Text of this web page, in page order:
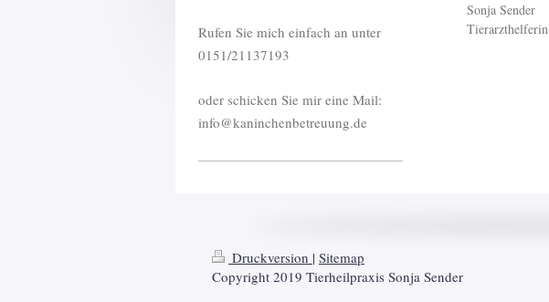
Sonja Sender
Tierarzthelferin
Rufen Sie mich einfach an unter
0151/21137193
oder schicken Sie mir eine Mail:
info@kaninchenbetreuung.de
Druckversion | Sitemap
Copyright 2019 Tierheilpraxis Sonja Sender